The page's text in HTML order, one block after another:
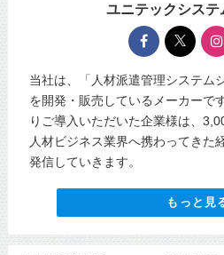
ユニテックシステ
当社は、「人材派遣管理システム
を開発・販売しているメーカーで
りご導入いただいた企業様は、
人材ビジネス業界へ携わってきた
発信していきます。
もっと見